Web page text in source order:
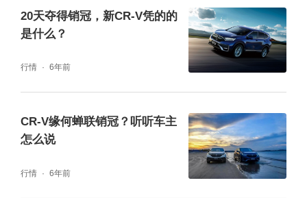
20天夺得销冠，新CR-V凭的的
是什么？
行情 6年前
CR-V缘何蝉联销冠？听听车主
怎么说
行情 6年前